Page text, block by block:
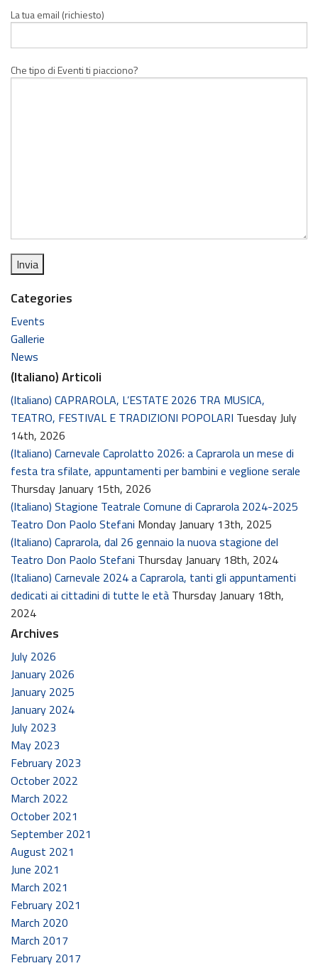
La tua email (richiesto)
Che tipo di Eventi ti piacciono?
Categories
Events
Gallerie
News
(Italiano) Articoli
(Italiano) CAPRAROLA, L’ESTATE 2026 TRA MUSICA,
TEATRO, FESTIVAL E TRADIZIONI POPOLARI Tuesday July
14th, 2026
(Italiano) Carnevale Caprolatto 2026: a Caprarola un mese di
festa tra sfilate, appuntamenti per bambini e veglione serale
Thursday January 15th, 2026
(Italiano) Stagione Teatrale Comune di Caprarola 2024-2025
Teatro Don Paolo Stefani Monday January 13th, 2025
(Italiano) Caprarola, dal 26 gennaio la nuova stagione del
Teatro Don Paolo Stefani Thursday January 18th, 2024
(Italiano) Carnevale 2024 a Caprarola, tanti gli appuntamenti
dedicati ai cittadini di tutte le età Thursday January 18th,
2024
Archives
July 2026
January 2026
January 2025
January 2024
July 2023
May 2023
February 2023
October 2022
March 2022
October 2021
September 2021
August 2021
June 2021
March 2021
February 2021
March 2020
March 2017
February 2017